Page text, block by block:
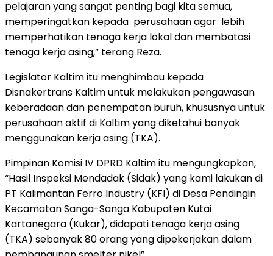
pelajaran yang sangat penting bagi kita semua,
memperingatkan kepada perusahaan agar lebih
memperhatikan tenaga kerja lokal dan membatasi
tenaga kerja asing,” terang Reza.
Legislator Kaltim itu menghimbau kepada
Disnakertrans Kaltim untuk melakukan pengawasan
keberadaan dan penempatan buruh, khususnya untuk
perusahaan aktif di Kaltim yang diketahui banyak
menggunakan kerja asing (TKA).
Pimpinan Komisi IV DPRD Kaltim itu mengungkapkan,
“Hasil Inspeksi Mendadak (Sidak) yang kami lakukan di
PT Kalimantan Ferro Industry (KFI) di Desa Pendingin
Kecamatan Sanga-Sanga Kabupaten Kutai
Kartanegara (Kukar), didapati tenaga kerja asing
(TKA) sebanyak 80 orang yang dipekerjakan dalam